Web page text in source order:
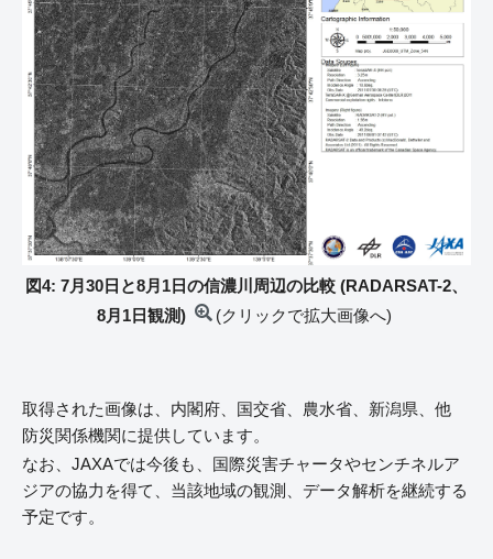
図4: 7月30日と8月1日の信濃川周辺の比較 (RADARSAT-2、
8月1日観測)
(クリックで拡大画像へ)
取得された画像は、内閣府、国交省、農水省、新潟県、他
防災関係機関に提供しています。
なお、JAXAでは今後も、国際災害チャータやセンチネルア
ジアの協力を得て、当該地域の観測、データ解析を継続する
予定です。